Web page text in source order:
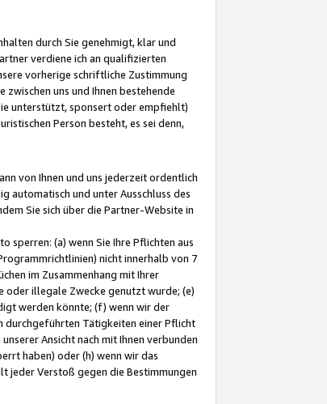
durch Sie genehmigt, klar und
verdiene ich an qualifizierten
vorherige schriftliche Zustimmung
uns und Ihnen bestehende
unterstützt, sponsert oder empfiehlt)
Person besteht, es sei denn,
von Ihnen und uns jederzeit ordentlich
automatisch und unter Ausschluss des
Sie sich über die Partner-Website in
sperren: (a) wenn Sie Ihre Pflichten aus
nicht innerhalb von 7
im Zusammenhang mit Ihrer
oder illegale Zwecke genutzt wurde; (e)
werden könnte; (f) wenn wir der
durchgeführten Tätigkeiten einer Pflicht
Ansicht nach mit Ihnen verbunden
haben) oder (h) wenn wir das
jeder Verstoß gegen die Bestimmungen